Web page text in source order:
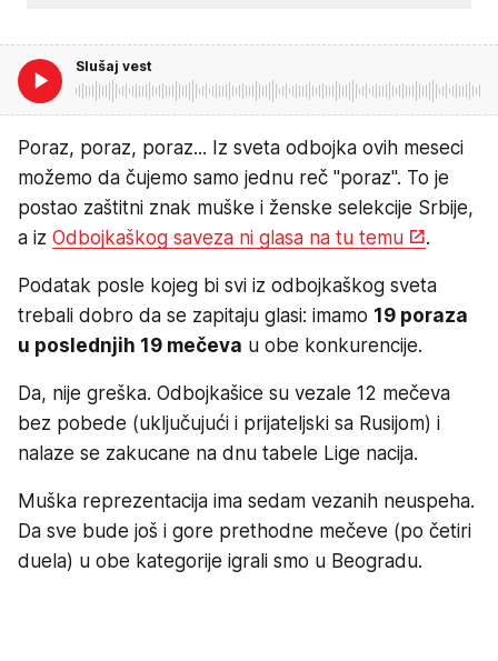
Slušaj vest
Poraz, poraz, poraz... Iz sveta odbojka ovih meseci
možemo da čujemo samo jednu reč "poraz". To je
postao zaštitni znak muške i ženske selekcije Srbije,
a iz Odbojkaškog saveza ni glasa na tu temu .
Podatak posle kojeg bi svi iz odbojkaškog sveta
trebali dobro da se zapitaju glasi: imamo 19 poraza
u poslednjih 19 mečeva u obe konkurencije.
Da, nije greška. Odbojkašice su vezale 12 mečeva
bez pobede (uključujući i prijateljski sa Rusijom) i
nalaze se zakucane na dnu tabele Lige nacija.
Muška reprezentacija ima sedam vezanih neuspeha.
Da sve bude još i gore prethodne mečeve (po četiri
duela) u obe kategorije igrali smo u Beogradu.